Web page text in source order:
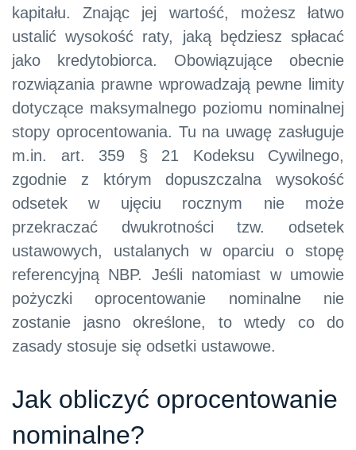
kapitału. Znając jej wartość, możesz łatwo
ustalić wysokość raty, jaką będziesz spłacać
jako kredytobiorca. Obowiązujące obecnie
rozwiązania prawne wprowadzają pewne limity
dotyczące maksymalnego poziomu nominalnej
stopy oprocentowania. Tu na uwagę zasługuje
m.in. art. 359 § 21 Kodeksu Cywilnego,
zgodnie z którym dopuszczalna wysokość
odsetek w ujęciu rocznym nie może
przekraczać dwukrotności tzw. odsetek
ustawowych, ustalanych w oparciu o stopę
referencyjną NBP. Jeśli natomiast w umowie
pożyczki oprocentowanie nominalne nie
zostanie jasno określone, to wtedy co do
zasady stosuje się odsetki ustawowe.
Jak obliczyć oprocentowanie
nominalne?